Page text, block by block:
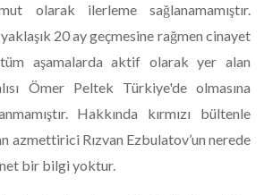
olarak ilerleme sağlanamamıştır.
20 ay geçmesine rağmen cinayet
aşamalarda aktif olarak yer alan
Ömer Peltek Türkiye'de olmasına
Hakkında kırmızı bültenle
azmettirici Rızvan Ezbulatov’un nerede
bir bilgi yoktur.